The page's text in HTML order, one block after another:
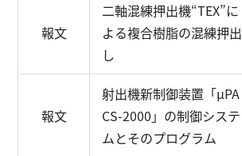
報文
二軸混練押出機“TEX”に
よる複合樹脂の混練押出
し
報文
射出機新制御装置「μPA
CS-2000」の制御システ
ムとそのプログラム